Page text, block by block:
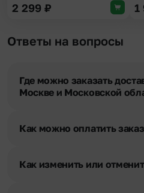
2 299 ₽ 1
Ответы на вопросы
Где можно заказать
Москве и Московской
Как можно оплатить
Наличными.
Как изменить или